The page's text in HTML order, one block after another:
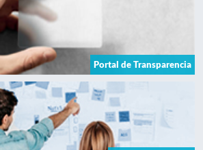
Portal de Transparencia